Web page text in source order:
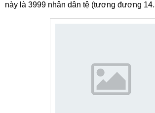
này là 3999 nhân dân tệ (tương đương